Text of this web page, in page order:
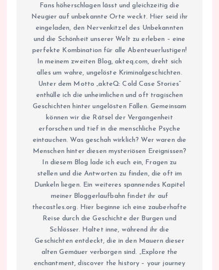
Fans höherschlagen lässt und gleichzeitig die
Neugier auf unbekannte Orte weckt. Hier seid ihr
eingeladen, den Nervenkitzel des Unbekannten
und die Schönheit unserer Welt zu erleben – eine
perfekte Kombination für alle Abenteuerlustigen!
In meinem zweiten Blog, akteq.com, dreht sich
alles um wahre, ungelöste Kriminalgeschichten.
Unter dem Motto „akteQ: Cold Case Stories“
enthülle ich die unheimlichen und oft tragischen
Geschichten hinter ungelösten Fällen. Gemeinsam
können wir die Rätsel der Vergangenheit
erforschen und tief in die menschliche Psyche
eintauchen. Was geschah wirklich? Wer waren die
Menschen hinter diesen mysteriösen Ereignissen?
In diesem Blog lade ich euch ein, Fragen zu
stellen und die Antworten zu finden, die oft im
Dunkeln liegen. Ein weiteres spannendes Kapitel
meiner Bloggerlaufbahn findet ihr auf
thecastles.org. Hier beginne ich eine zauberhafte
Reise durch die Geschichte der Burgen und
Schlösser. Haltet inne, während ihr die
Geschichten entdeckt, die in den Mauern dieser
alten Gemäuer verborgen sind. „Explore the
enchantment, discover the history – your journey